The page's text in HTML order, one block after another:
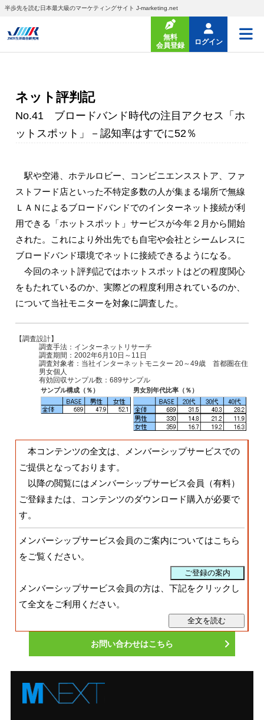
半歩先を読む日本最大級のマーケティングサイト J-marketing.net
無料
会員登録
ログイン
ネット評判記
No.41 ブロードバンド時代の注目アクセス「ホ
ットスポット」－認知率はすでに52％
駅や空港、ホテルロビー、コンビニエンスストア、ファ
ストフード店といった不特定多数の人が集まる場所で無線
ＬＡＮによるブロードバンドでのインターネット接続が利
用できる「ホットスポット」サービスが今年２月から開始
された。これにより外出先でも自宅や会社とシームレスに
ブロードバンド環境でネットに接続できるようになる。
今回のネット評判記ではホットスポットはどの程度関心
をもたれているのか、実際どの程度利用されているのか、
について当社モニターを対象に調査した。
【調査設計】
調査手法：インターネットリサーチ
調査期間：2002年6月10日～11日
調査対象者：当社インターネットモニター 20～49歳 首都圏在住
男女個人
有効回収サンプル数：689サンプル
サンプル構成（％） 男女別年代比率（％）
本コンテンツの全文は、メンバーシップサービスでの
ご提供となっております。
以降の閲覧にはメンバーシップサービス会員（有料）
ご登録または、コンテンツのダウンロード購入が必要で
す。
メンバーシップサービス会員のご案内についてはこちら
をご覧ください。
メンバーシップサービス会員の方は、下記をクリックし
て全文をご利用ください。
お問い合わせはこちら